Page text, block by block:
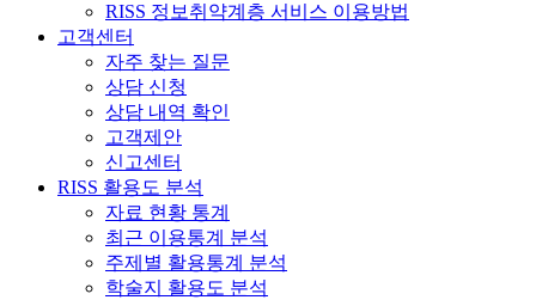
RISS 정보취약계층 서비스 이용방법
고객센터
자주 찾는 질문
상담 신청
상담 내역 확인
고객제안
신고센터
RISS 활용도 분석
자료 현황 통계
최근 이용통계 분석
주제별 활용통계 분석
학술지 활용도 분석